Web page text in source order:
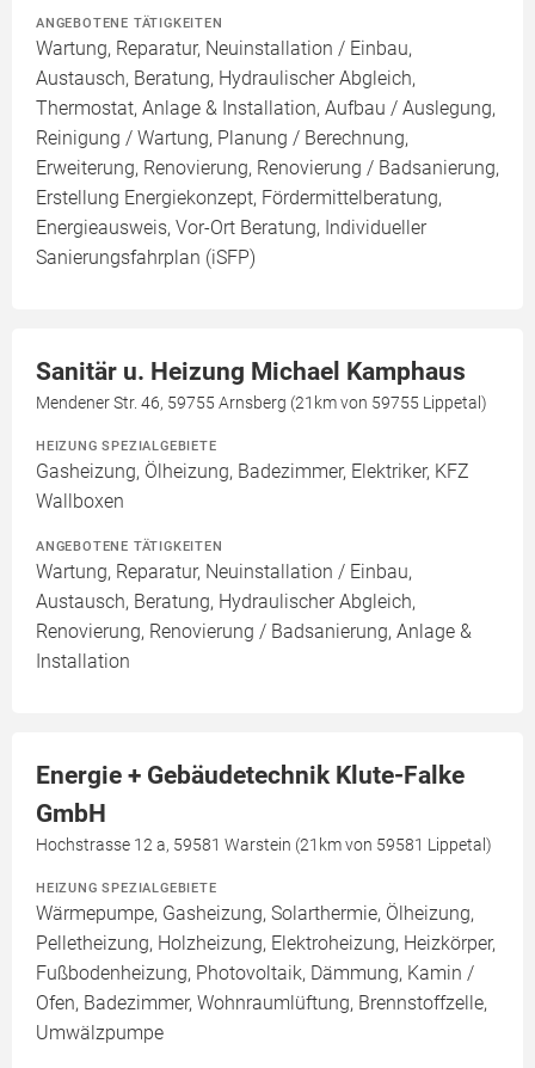
ANGEBOTENE TÄTIGKEITEN
Wartung, Reparatur, Neuinstallation / Einbau,
Austausch, Beratung, Hydraulischer Abgleich,
Thermostat, Anlage & Installation, Aufbau / Auslegung,
Reinigung / Wartung, Planung / Berechnung,
Erweiterung, Renovierung, Renovierung / Badsanierung,
Erstellung Energiekonzept, Fördermittelberatung,
Energieausweis, Vor-Ort Beratung, Individueller
Sanierungsfahrplan (iSFP)
Sanitär u. Heizung Michael Kamphaus
Mendener Str. 46, 59755 Arnsberg (21km von 59755 Lippetal)
HEIZUNG SPEZIALGEBIETE
Gasheizung, Ölheizung, Badezimmer, Elektriker, KFZ
Wallboxen
ANGEBOTENE TÄTIGKEITEN
Wartung, Reparatur, Neuinstallation / Einbau,
Austausch, Beratung, Hydraulischer Abgleich,
Renovierung, Renovierung / Badsanierung, Anlage &
Installation
Energie + Gebäudetechnik Klute-Falke
GmbH
Hochstrasse 12 a, 59581 Warstein (21km von 59581 Lippetal)
HEIZUNG SPEZIALGEBIETE
Wärmepumpe, Gasheizung, Solarthermie, Ölheizung,
Pelletheizung, Holzheizung, Elektroheizung, Heizkörper,
Fußbodenheizung, Photovoltaik, Dämmung, Kamin /
Ofen, Badezimmer, Wohnraumlüftung, Brennstoffzelle,
Umwälzpumpe